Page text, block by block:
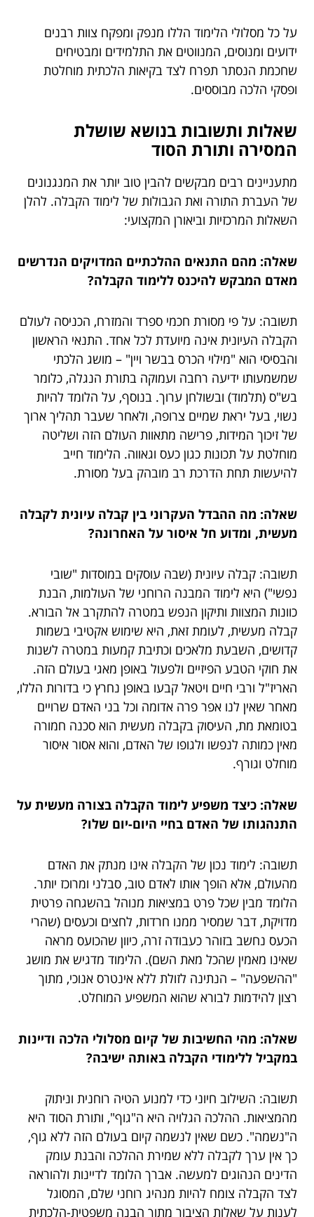
על כל מסלולי הלימוד הללו מנפק ומפקח צוות רבנים
ידועים ומנוסים, המנווטים את התלמידים ומבטיחים
שחכמת הנסתר תפרח לצד בקיאות הלכתית מוחלטת
ופסקי הלכה מבוססים.
שאלות ותשובות בנושא שושלת
המסירה ותורת הסוד
מתעניינים רבים מבקשים להבין טוב יותר את המנגנונים
של העברת התורה ואת הגבולות של לימוד הקבלה. להלן
השאלות המרכזיות וביאורן המקצועי:
שאלה: מהם התנאים ההלכתיים המדויקים הנדרשים
מאדם המבקש להיכנס ללימוד הקבלה?
תשובה: על פי מסורת חכמי ספרד והמזרח, הכניסה לעולם
הקבלה העיונית אינה מיועדת לכל אחד. התנאי הראשון
והבסיסי הוא "מילוי הכרס בבשר ויין" – מושג הלכתי
שמשמעותו ידיעה רחבה ועמוקה בתורת הנגלה, כלומר
בש"ס (תלמוד) ובשולחן ערוך. בנוסף, על הלומד להיות
נשוי, בעל יראת שמיים צרופה, ולאחר שעבר תהליך ארוך
של זיכוך המידות, פרישה מתאוות העולם הזה ושליטה
מוחלטת על תכונות כגון כעס וגאווה. הלימוד חייב
להיעשות תחת הדרכת רב מובהק בעל מסורת.
שאלה: מה ההבדל העקרוני בין קבלה עיונית לקבלה
מעשית, ומדוע חל איסור על האחרונה?
תשובה: קבלה עיונית (שבה עוסקים במוסדות "שובי
נפשי") היא לימוד המבנה הרוחני של העולמות, הבנת
כוונות המצוות ותיקון הנפש במטרה להתקרב אל הבורא.
קבלה מעשית, לעומת זאת, היא שימוש אקטיבי בשמות
קדושים, השבעת מלאכים וכתיבת קמעות במטרה לשנות
את חוקי הטבע הפיזיים ולפעול באופן מאגי בעולם הזה.
האריז"ל ורבי חיים ויטאל קבעו באופן נחרץ כי בדורות הללו,
מאחר שאין לנו אפר פרה אדומה וכל בני האדם שרויים
בטומאת מת, העיסוק בקבלה מעשית הוא סכנה חמורה
מאין כמותה לנפשו ולגופו של האדם, והוא אסור איסור
מוחלט וגורף.
שאלה: כיצד משפיע לימוד הקבלה בצורה מעשית על
התנהגותו של האדם בחיי היום-יום שלו?
תשובה: לימוד נכון של הקבלה אינו מנתק את האדם
מהעולם, אלא הופך אותו לאדם טוב, סבלני ומרוכז יותר.
הלומד מבין שכל פרט במציאות מנוהל בהשגחה פרטית
מדויקת, דבר שמסיר ממנו חרדות, לחצים וכעסים (שהרי
הכעס נחשב בזוהר כעבודה זרה, כיוון שהכועס מראה
שאינו מאמין שהכל מאת השם). הלימוד מדגיש את מושג
"ההשפעה" – הנתינה לזולת ללא אינטרס אנוכי, מתוך
רצון להידמות לבורא שהוא המשפיע המוחלט.
שאלה: מהי החשיבות של קיום מסלולי הלכה ודיינות
במקביל ללימודי הקבלה באותה ישיבה?
תשובה: השילוב חיוני כדי למנוע הטיה רוחנית וניתוק
מהמציאות. ההלכה הגלויה היא ה"גוף", ותורת הסוד היא
ה"נשמה". כשם שאין לנשמה קיום בעולם הזה ללא גוף,
כך אין ערך לקבלה ללא שמירת ההלכה והבנת עומק
הדינים הנהוגים למעשה. אברך הלומד לדיינות ולהוראה
לצד הקבלה צומח להיות מנהיג רוחני שלם, המסוגל
לענות על שאלות הציבור מתוך הבנה משפטית-הלכתית